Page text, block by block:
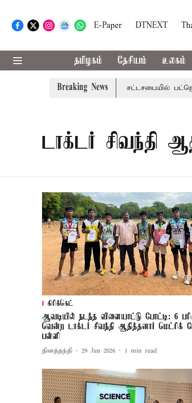
E-Paper DTNEXT
தமிழகம் தேசியம் உலகம்
Breaking News
தடுமாற்றமா? சட்டசபையில் பட்ஜெட்
டாக்டர் சிவந்தி
கிரிக்கெட்
ஆவடியில் நடந்த விளையாட்டு போட்டி: 6
வென்ற டாக்டர் சிவந்தி ஆதித்தனார் மெட்ரிக்
பள்ளி
தினத்தந்தி 29 Jun 2026 1 min read